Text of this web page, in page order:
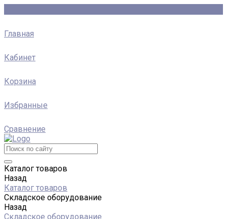
Главная
Кабинет
Корзина
Избранные
Сравнение
Каталог товаров
Назад
Каталог товаров
Складское оборудование
Назад
Складское оборудование